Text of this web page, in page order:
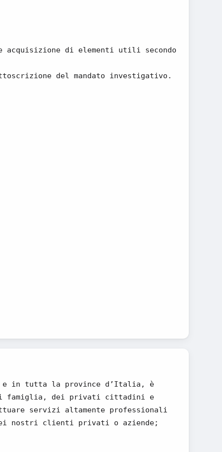
di elementi utili secondo
del mandato investigativo.
e in tutta la province d’Italia, è
famiglia, dei privati cittadini e
servizi altamente professionali
nostri clienti privati o aziende;